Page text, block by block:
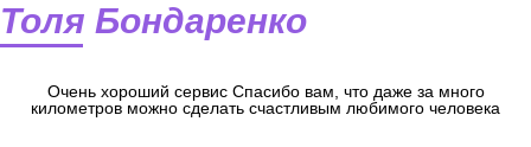
Толя Бондаренко
Очень хороший сервис Спасибо вам, что даже за много
километров можно сделать счастливым любимого человека